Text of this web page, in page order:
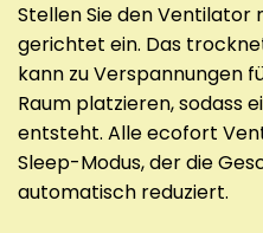
Stellen Sie den
gerichtet ein. Das
kann zu Verspannungen
Raum platzieren, sodass
entsteht. Alle ecofort
Sleep-Modus, der die
automatisch reduziert.